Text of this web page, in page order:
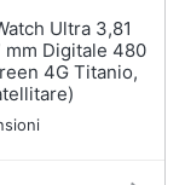
Ultra 3,81
mm Digitale 480
4G Titanio,